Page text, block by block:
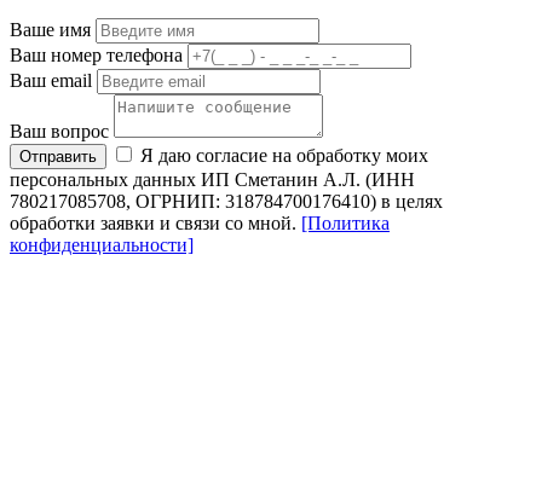
Ваше имя
Ваш номер телефона
Ваш email
Ваш вопрос
Отправить
Я даю согласие на обработку моих
персональных данных ИП Сметанин А.Л. (ИНН
780217085708, ОГРНИП: 318784700176410) в целях
обработки заявки и связи со мной. [Политика
конфиденциальности]